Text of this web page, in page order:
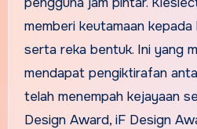
memberi keutamaan
serta reka bentuk. Ini yang
mendapat pengiktirafan
telah menempah kejayaan
Design Award, iF Design